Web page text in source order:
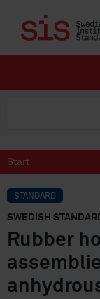
Start
STANDARD
SWEDISH
Rubber